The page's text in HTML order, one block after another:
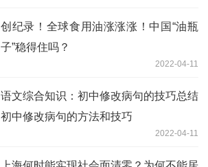
创纪录！全球食用油涨涨涨！中国“油瓶
子”稳得住吗？
2022-04-11
语文综合知识：初中修改病句的技巧总结
初中修改病句的方法和技巧
2022-04-11